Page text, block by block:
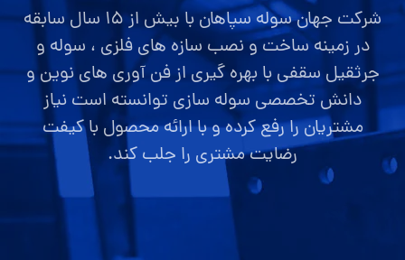
شرکت جهان سوله سپاهان با بیش از ۱۵ سال سابقه
در زمینه ساخت و نصب سازه های فلزی ، سوله و
جرثقیل سقفی با بهره گیری از فن آوری های نوین و
دانش تخصصی سوله سازی توانسته است نیاز
مشتریان را رفع کرده و با ارائه محصول با کیفت
رضایت مشتری را جلب کند.